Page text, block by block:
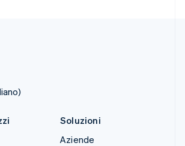
Soluzioni
Aziende